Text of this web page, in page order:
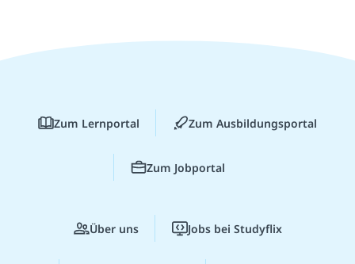
Zum Lernportal Zum Ausbildungsportal
Zum Jobportal
Über uns Jobs bei Studyflix